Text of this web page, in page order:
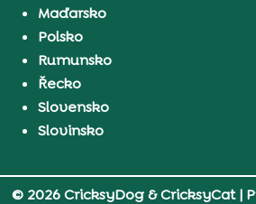
Maďarsko
Polsko
Rumunsko
Řecko
Slovensko
Slovinsko
© 2026 CricksyDog & CricksyCat|